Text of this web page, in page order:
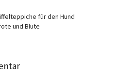
für den Hund
und Blüte